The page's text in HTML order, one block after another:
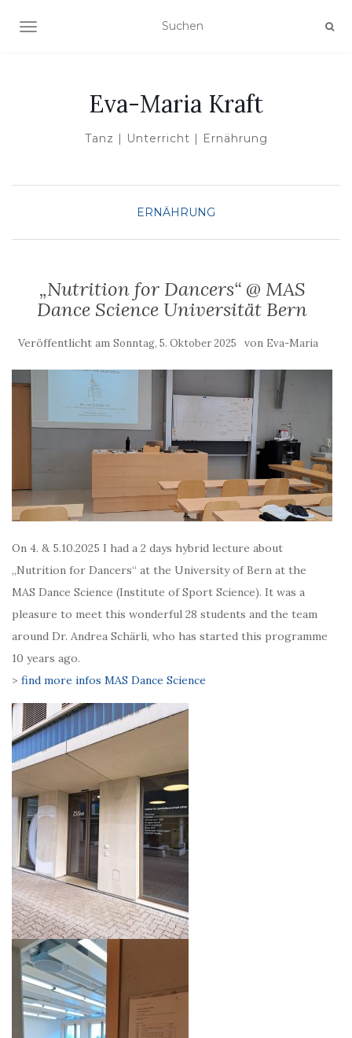
NAVIGATION UMSCHALTEN
Eva-Maria Kraft
Tanz | Unterricht | Ernährung
ERNÄHRUNG
„Nutrition for Dancers“ @ MAS
Dance Science Universität Bern
Veröffentlicht am Sonntag, 5. Oktober 2025 von Eva-Maria
On 4. & 5.10.2025 I had a 2 days hybrid lecture about
„Nutrition for Dancers“ at the University of Bern at the
MAS Dance Science (Institute of Sport Science). It was a
pleasure to meet this wonderful 28 students and the team
around Dr. Andrea Schärli, who has started this programme
10 years ago.
> find more infos MAS Dance Science